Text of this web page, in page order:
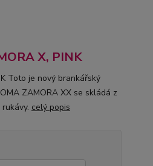
X, PINK
Toto je nový brankářský
ZAMORA XX se skládá z
celý popis